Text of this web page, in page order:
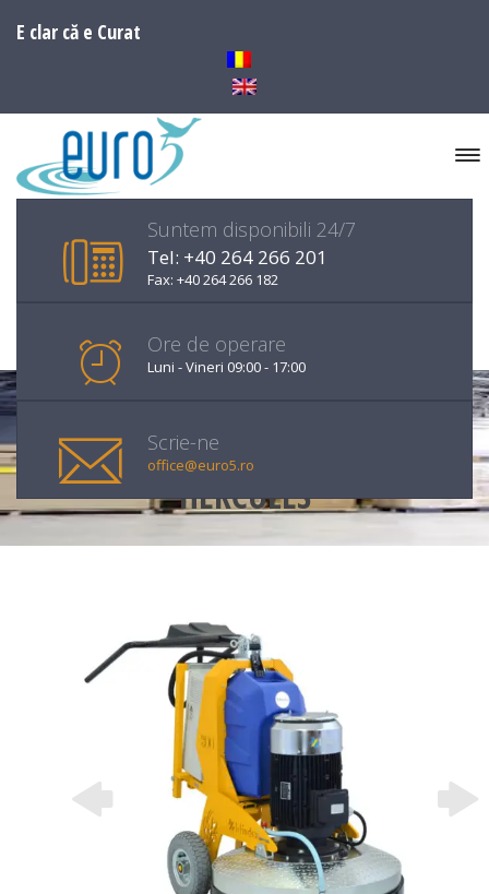
E clar că e Curat
HERCULES
Suntem disponibili 24/7
Tel: +40 264 266 201
Fax: +40 264 266 182
Ore de operare
Luni - Vineri 09:00 - 17:00
Scrie-ne
office@euro5.ro